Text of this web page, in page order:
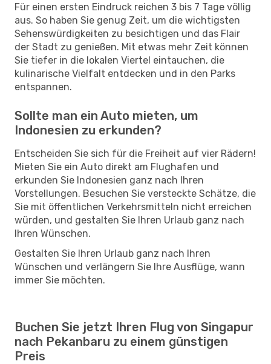
Für einen ersten Eindruck reichen 3 bis 7 Tage völlig
aus. So haben Sie genug Zeit, um die wichtigsten
Sehenswürdigkeiten zu besichtigen und das Flair
der Stadt zu genießen. Mit etwas mehr Zeit können
Sie tiefer in die lokalen Viertel eintauchen, die
kulinarische Vielfalt entdecken und in den Parks
entspannen.
Sollte man ein Auto mieten, um
Indonesien zu erkunden?
Entscheiden Sie sich für die Freiheit auf vier Rädern!
Mieten Sie ein Auto direkt am Flughafen und
erkunden Sie Indonesien ganz nach Ihren
Vorstellungen. Besuchen Sie versteckte Schätze, die
Sie mit öffentlichen Verkehrsmitteln nicht erreichen
würden, und gestalten Sie Ihren Urlaub ganz nach
Ihren Wünschen.
Gestalten Sie Ihren Urlaub ganz nach Ihren
Wünschen und verlängern Sie Ihre Ausflüge, wann
immer Sie möchten.
Buchen Sie jetzt Ihren Flug von Singapur
nach Pekanbaru zu einem günstigen
Preis